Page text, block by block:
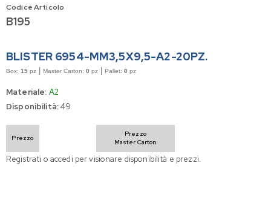
Codice Articolo
B195
BLISTER 6954-MM3,5X9,5-A2-20PZ.
Box: 15 pz Master Carton: 0 pz Pallet: 0 pz
Materiale: A2
Disponibilità:49
Prezzo
Prezzo
Master Carton
Registrati o accedi per visionare disponibilità e prezzi.